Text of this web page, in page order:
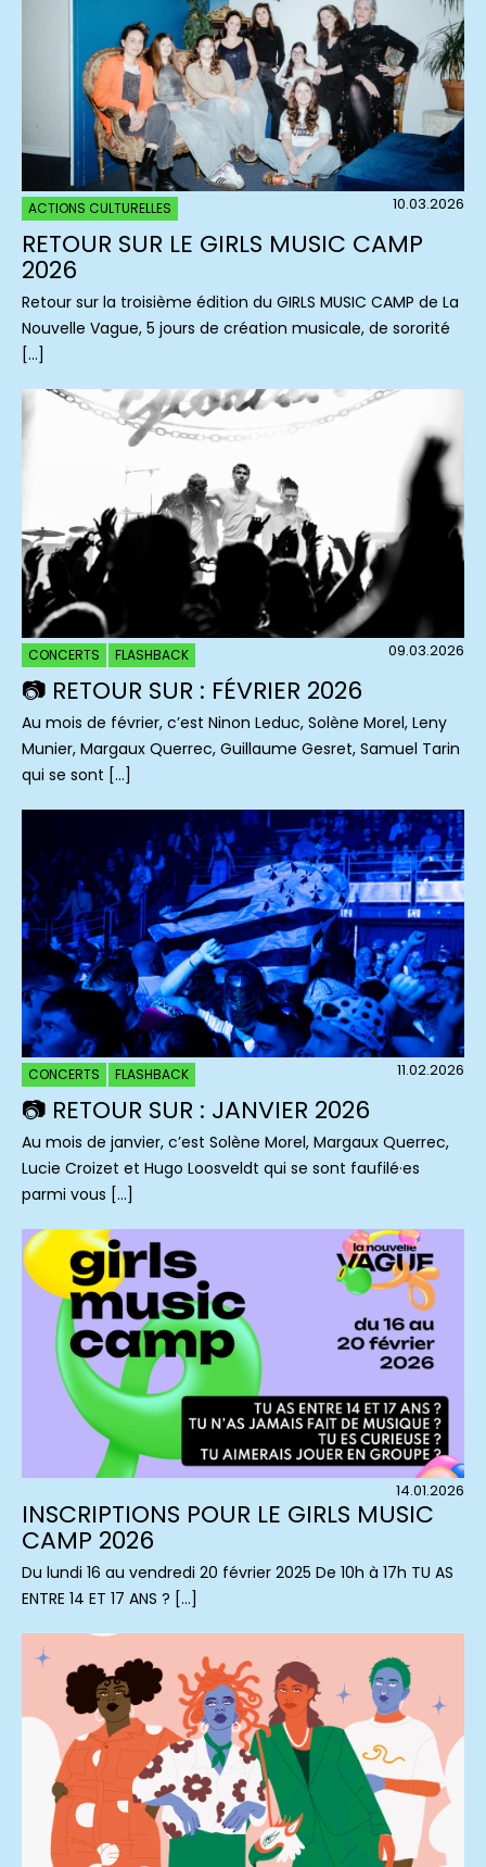
ACTIONS CULTURELLES 10.03.2026
RETOUR SUR LE GIRLS MUSIC CAMP
2026
Retour sur la troisième édition du GIRLS MUSIC CAMP de La
Nouvelle Vague, 5 jours de création musicale, de sororité
[…]
CONCERTS FLASHBACK 09.03.2026
📷 RETOUR SUR : FÉVRIER 2026
Au mois de février, c’est Ninon Leduc, Solène Morel, Leny
Munier, Margaux Querrec, Guillaume Gesret, Samuel Tarin
qui se sont […]
CONCERTS FLASHBACK 11.02.2026
📷 RETOUR SUR : JANVIER 2026
Au mois de janvier, c’est Solène Morel, Margaux Querrec,
Lucie Croizet et Hugo Loosveldt qui se sont faufilé·es
parmi vous […]
14.01.2026
INSCRIPTIONS POUR LE GIRLS MUSIC
CAMP 2026
Du lundi 16 au vendredi 20 février 2025 De 10h à 17h TU AS
ENTRE 14 ET 17 ANS ? […]